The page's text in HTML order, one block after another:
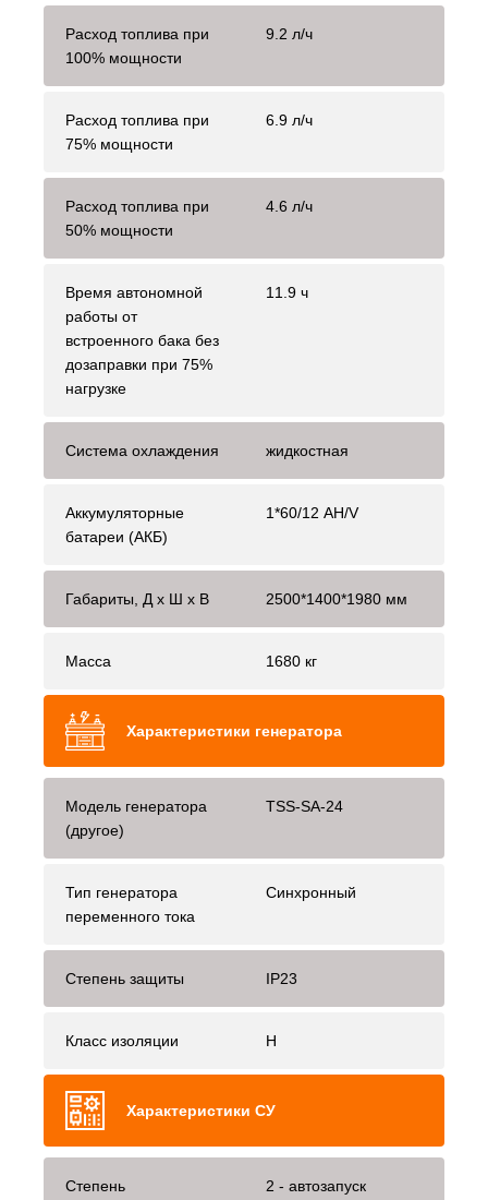
Расход топлива при
100% мощности
9.2 л/ч
Расход топлива при
75% мощности
6.9 л/ч
Расход топлива при
50% мощности
4.6 л/ч
Время автономной
работы от
встроенного бака без
дозаправки при 75%
нагрузке
11.9 ч
Система охлаждения жидкостная
Аккумуляторные
батареи (АКБ)
1*60/12 AH/V
Габариты, Д x Ш x В 2500*1400*1980 мм
Масса 1680 кг
Характеристики генератора
Модель генератора
(другое)
TSS-SA-24
Тип генератора
переменного тока
Синхронный
Степень защиты IP23
Класс изоляции H
Характеристики СУ
Степень
2 - автозапуск